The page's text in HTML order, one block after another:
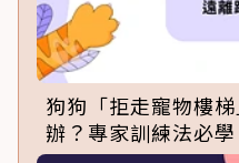
狗狗「拒走寵物樓
辦？專家訓練法必學